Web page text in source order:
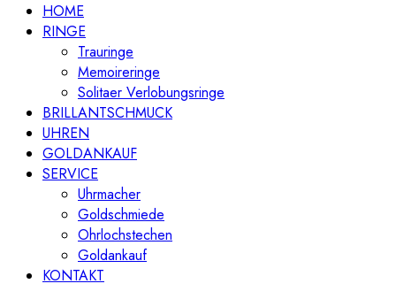
HOME
RINGE
Trauringe
Memoireringe
Solitaer Verlobungsringe
BRILLANTSCHMUCK
UHREN
GOLDANKAUF
SERVICE
Uhrmacher
Goldschmiede
Ohrlochstechen
Goldankauf
KONTAKT